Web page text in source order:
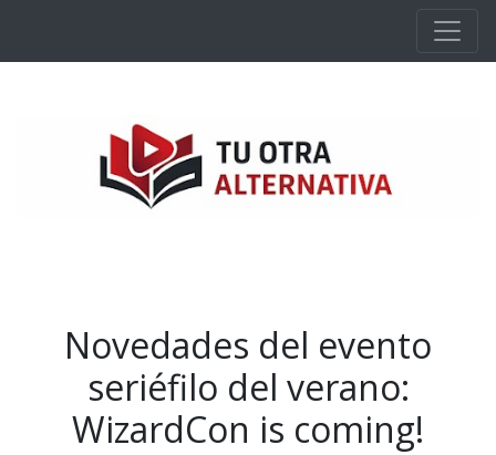
Novedades del evento
seriéfilo del verano:
WizardCon is coming!